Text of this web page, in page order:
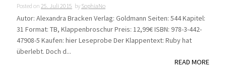
Posted on 25. Juli 2015 by SophiaNo
Autor: Alexandra Bracken Verlag: Goldmann Seiten: 544 Kapitel:
31 Format: TB, Klappenbroschur Preis: 12,99€ ISBN: 978-3-442-
47908-5 Kaufen: hier Leseprobe Der Klappentext: Ruby hat
überlebt. Doch d...
READ MORE